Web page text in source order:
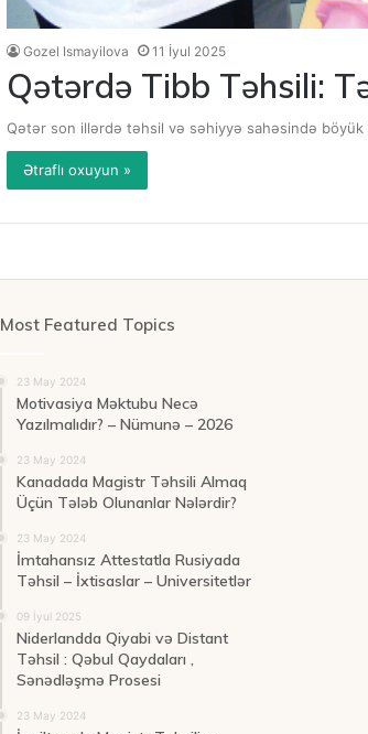
Gozel Ismayilova 11 İyul 2025
Qətərdə Tibb Təhsili:
Qətər son illərdə təhsil və səhiyyə sahəsində
Ətraflı oxuyun »
Most Featured Topics
23 May 2024
Motivasiya Məktubu Necə
Yazılmalıdır? – Nümunə – 2026
23 May 2024
Kanadada Magistr Təhsili Almaq
Üçün Tələb Olunanlar Nələrdir?
23 May 2024
İmtahansız Attestatla Rusiyada
Təhsil – İxtisaslar – Universitetlər
09 İyul 2025
Niderlandda Qiyabi və Distant
Təhsil : Qəbul Qaydaları ,
Sənədləşmə Prosesi
23 May 2024